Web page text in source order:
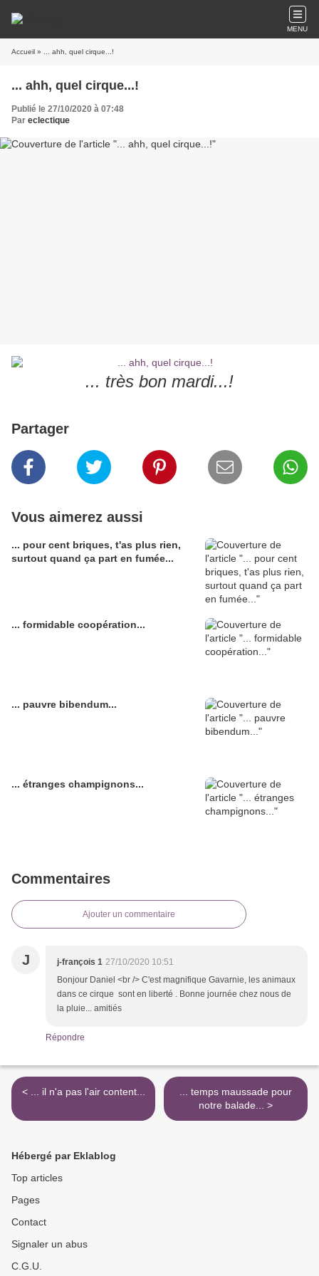
MENU
Accueil » ... ahh, quel cirque...!
... ahh, quel cirque...!
Publié le 27/10/2020 à 07:48
Par eclectique
... très bon mardi...!
Partager
Vous aimerez aussi
... pour cent briques, t'as plus rien,
surtout quand ça part en fumée...
... formidable coopération...
... pauvre bibendum...
... étranges champignons...
Commentaires
Ajouter un commentaire
J j-françois 1 27/10/2020 10:51
Bonjour Daniel <br /> C'est magnifique Gavarnie, les animaux
dans ce cirque sont en liberté . Bonne journée chez nous de
la pluie... amitiés
Répondre
< ... il n'a pas l'air content...
... temps maussade pour
notre balade... >
Hébergé par Eklablog
Top articles
Pages
Contact
Signaler un abus
C.G.U.